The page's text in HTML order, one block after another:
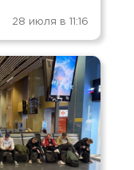
28 июля в 11:16